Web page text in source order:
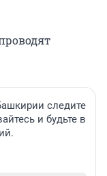
следите
и будьте в